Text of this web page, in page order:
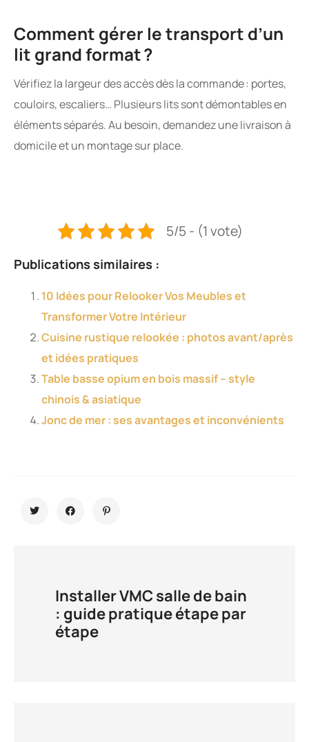
Comment gérer le transport d’un
lit grand format ?
Vérifiez la largeur des accès dès la commande : portes,
couloirs, escaliers… Plusieurs lits sont démontables en
éléments séparés. Au besoin, demandez une livraison à
domicile et un montage sur place.
5/5 - (1 vote)
Publications similaires :
10 Idées pour Relooker Vos Meubles et
Transformer Votre Intérieur
Cuisine rustique relookée : photos avant/après
et idées pratiques
Table basse opium en bois massif – style
chinois & asiatique
Jonc de mer : ses avantages et inconvénients
Installer VMC salle de bain
: guide pratique étape par
étape